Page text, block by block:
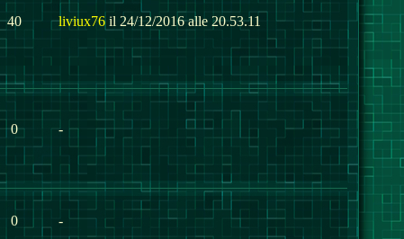
40 liviux76 il 24/12/2016 alle 20.53.11
0 -
0 -